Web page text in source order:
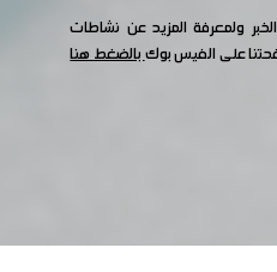
ولمعرفة المزيد عن نشاطات
على الفيس بوكبالضغط هنا